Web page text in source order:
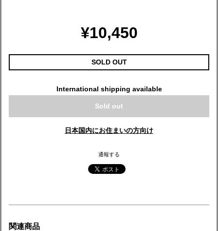
¥10,450
SOLD OUT
International shipping available
Sold out
日本国内にお住まいの方向け
通報する
関連商品